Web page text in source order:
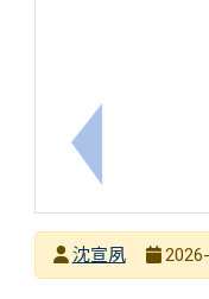
上一筆：115
發布者
沈宣夙